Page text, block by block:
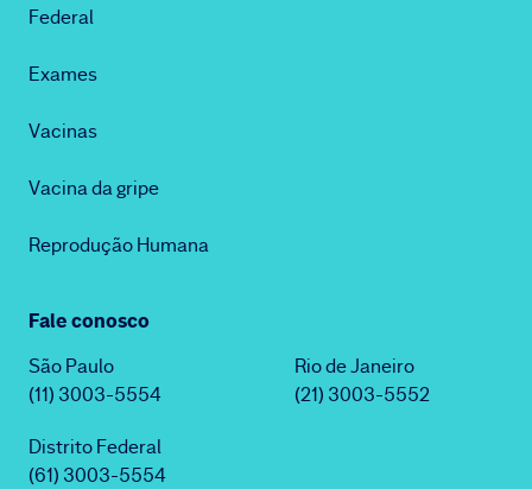
Federal
Exames
Vacinas
Vacina da gripe
Reprodução Humana
Fale conosco
São Paulo
(11) 3003-5554
Rio de Janeiro
(21) 3003-5552
Distrito Federal
(61) 3003-5554